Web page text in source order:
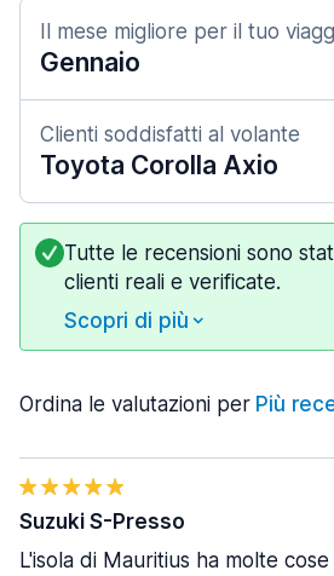
Il mese migliore per il tuo
Gennaio
Clienti soddisfatti al volante
Toyota Corolla Axio
Tutte le recensioni sono
clienti reali e verificate.
Scopri di più
Ordina le valutazioni per
Suzuki S-Presso
L'isola di Mauritius ha molte